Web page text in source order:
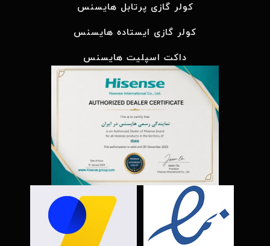
کولر گازی پرتابل هایسنس
کولر گازی ایستاده هایسنس
داکت اسپلیت هایسنس